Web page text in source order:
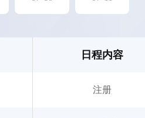
日程内容
注册